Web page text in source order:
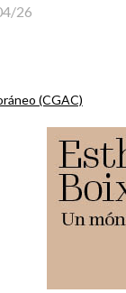
26
(CGAC)